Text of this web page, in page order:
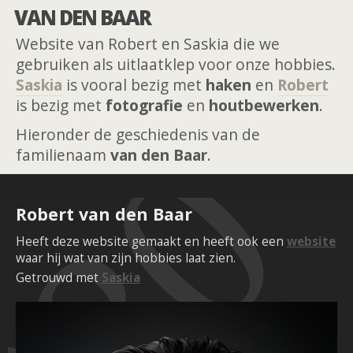
VAN DEN BAAR
Website van Robert en Saskia die we
gebruiken als uitlaatklep voor onze hobbies.
Saskia is vooral bezig met haken en Robert
is bezig met fotografie en houtbewerken.
Hieronder de geschiedenis van de
familienaam van den Baar.
Robert van den Baar
Heeft deze website gemaakt en heeft ook een website
waar hij wat van zijn hobbies laat zien.
Getrouwd met Saskia